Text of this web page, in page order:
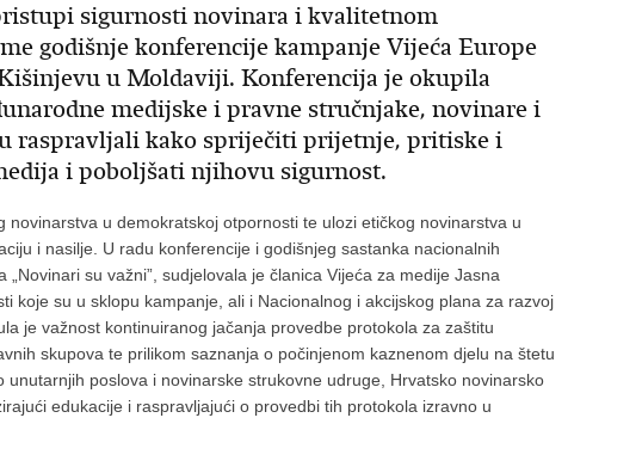
sigurnosti novinara i kvalitetnom
godišnje konferencije kampanje Vijeća Europe
u Moldaviji. Konferencija je okupila
medijske i pravne stručnjake, novinare i
raspravljali kako spriječiti prijetnje, pritiske i
i poboljšati njihovu sigurnost.
novinarstva u demokratskoj otpornosti te ulozi etičkog novinarstva u
i nasilje. U radu konferencije i godišnjeg sastanka nacionalnih
su važni”, sudjelovala je članica Vijeća za medije Jasna
koje su u sklopu kampanje, ali i Nacionalnog i akcijskog plana za razvoj
je važnost kontinuiranog jačanja provedbe protokola za zaštitu
skupova te prilikom saznanja o počinjenom kaznenom djelu na štetu
poslova i novinarske strukovne udruge, Hrvatsko novinarsko
edukacije i raspravljajući o provedbi tih protokola izravno u